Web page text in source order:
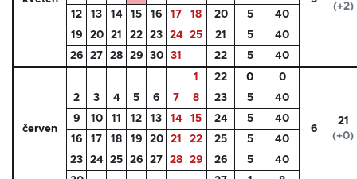
(+2)
12 13 14 15 16 17 18 20 5
40
19
20 21 22 23 24 25 21 5
40
26
27 28 29 30 31 22 5 40
červen
1 22 0 0
6
21
(+0)
2 3 4 5 6 7 8 23 5
40
9
10 11 12 13 14 15 24 5
40
16
17 18 19 20 21 22 25 5
40
23
24 25 26 27 28 29 26 5
40